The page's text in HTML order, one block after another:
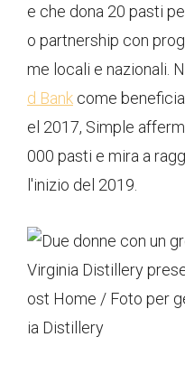
e che dona 20 pasti
o partnership con
me locali e nazionali.
d Bank come
el 2017, Simple
000 pasti e mira a
l'inizio del 2019.
Virginia Distillery
ost Home / Foto per
ia Distillery